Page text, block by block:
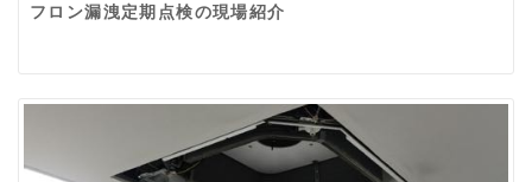
フロン漏洩定期点検の現場紹介